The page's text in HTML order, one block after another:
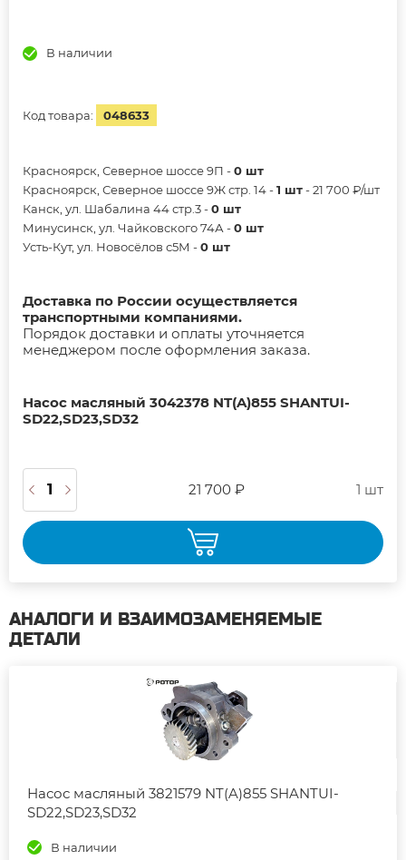
В наличии
Код товара: 048633
Красноярск, Северное шоссе 9П -0 шт
Красноярск, Северное шоссе 9Ж стр. 14 -1 шт- 21 700 ₽/шт
Канск, ул. Шабалина 44 стр.3 -0 шт
Минусинск, ул. Чайковского 74А -0 шт
Усть-Кут, ул. Новосёлов с5М -0 шт
Доставка по России осуществляется
транспортными компаниями.
Порядок доставки и оплаты уточняется
менеджером после оформления заказа.
Насос масляный 3042378 NT(A)855 SHANTUI-
SD22,SD23,SD32
21 700 ₽ 1 шт
АНАЛОГИ И ВЗАИМОЗАМЕНЯЕМЫЕ
ДЕТАЛИ
Насос масляный 3821579 NT(A)855 SHANTUI-
SD22,SD23,SD32
В наличии